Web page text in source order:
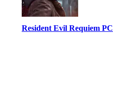
Resident Evil Requiem PC